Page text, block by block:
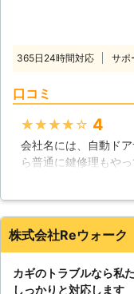
365日24時間対応 サポ
口コミ
★★★★★ 4
会社名には、自動ド
ら普通に鍵修理もや
気になっていた玄関
が分かり、理解して
大阪府 守口市 2016年
株式会社Reウォーク
カギのトラブルなら私
しっかりと対応します